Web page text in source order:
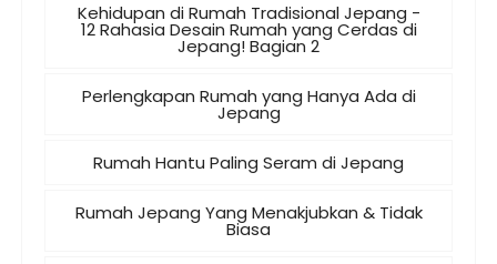
Kehidupan di Rumah Tradisional Jepang -
12 Rahasia Desain Rumah yang Cerdas di
Jepang! Bagian 2
Perlengkapan Rumah yang Hanya Ada di
Jepang
Rumah Hantu Paling Seram di Jepang
Rumah Jepang Yang Menakjubkan & Tidak
Biasa